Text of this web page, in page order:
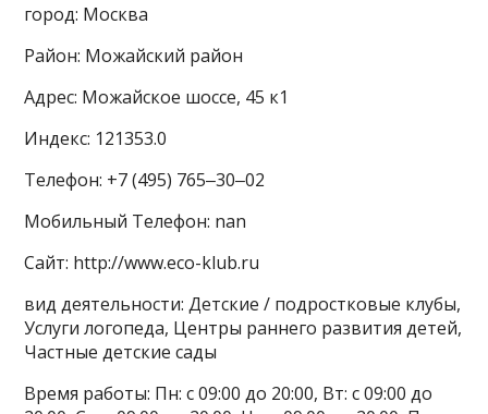
город: Москва
Район: Можайский район
Адрес: Можайское шоссе, 45 к1
Индекс: 121353.0
Телефон: +7 (495) 765‒30‒02
Мобильный Телефон: nan
Сайт: http://www.eco-klub.ru
вид деятельности: Детские / подростковые клубы,
Услуги логопеда, Центры раннего развития детей,
Частные детские сады
Время работы: Пн: с 09:00 до 20:00, Вт: с 09:00 до